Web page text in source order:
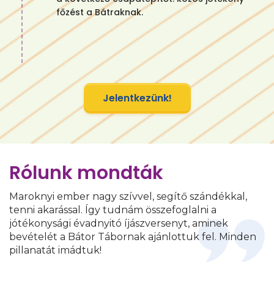
főzést a Bátraknak.
Jelentkezünk!
Rólunk mondták
Maroknyi ember nagy szívvel, segítő szándékkal,
tenni akarással. Így tudnám összefoglalni a
jótékonysági évadnyitó íjászversenyt, aminek
bevételét a Bátor Tábornak ajánlottuk fel. Minden
pillanatát imádtuk!